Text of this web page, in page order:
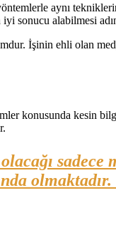
aynı
iyi sonucu alabilmesi
İşinin ehli olan
konusunda kesin
sadece
olmaktadır.